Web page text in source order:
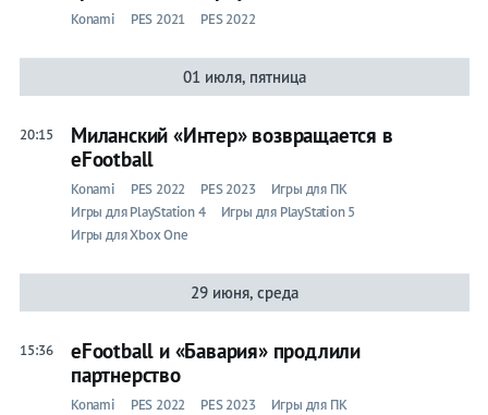
Konami PES 2021 PES 2022
01 июля, пятница
20:15
Миланский «Интер» возвращается в
eFootball
Konami PES 2022 PES 2023
Игры для ПК
Игры для PlayStation 4
Игры для PlayStation 5
Игры для Xbox One
29 июня, среда
15:36
eFootball и «Бавария» продлили
партнерство
Konami PES 2022 PES 2023
Игры для ПК